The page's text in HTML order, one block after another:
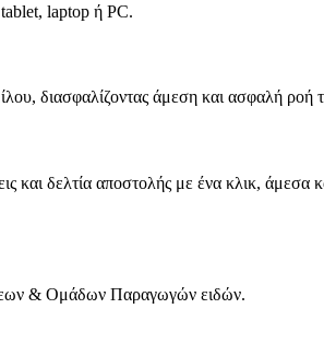
laptop ή PC.
διασφαλίζοντας άμεση και ασφαλή ροή
δελτία αποστολής με ένα κλικ, άμεσα
& Ομάδων Παραγωγών ειδών.